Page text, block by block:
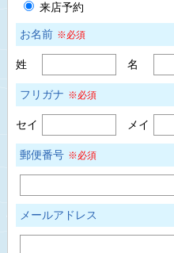
来店予約
お名前 ※必須
姓 名
フリガナ ※必須
セイ メイ
郵便番号 ※必須
メールアドレス